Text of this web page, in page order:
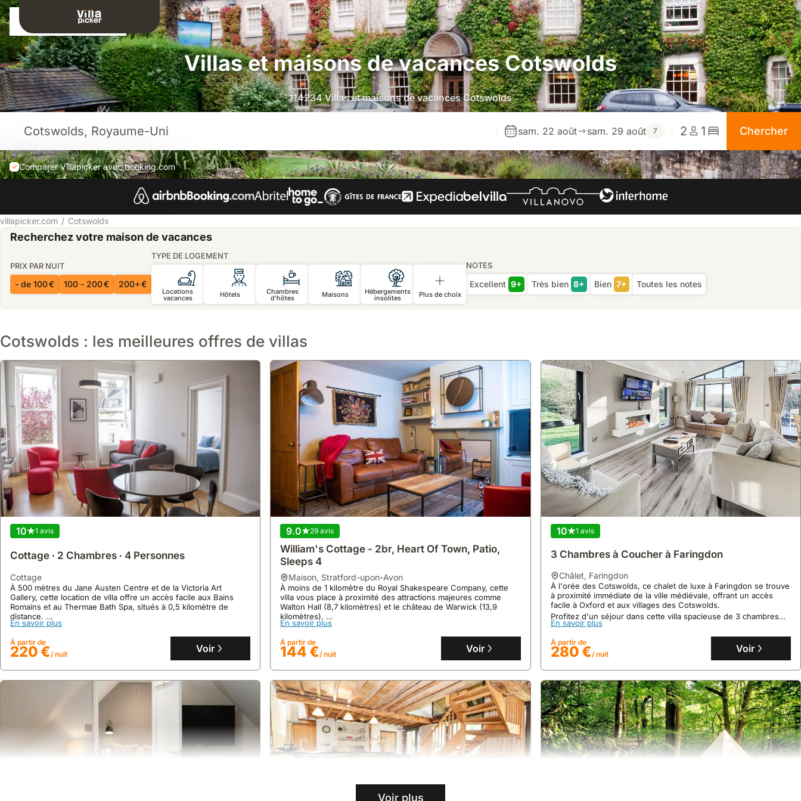
Connexion
Villas et maisons de vacances Cotswolds
114234 Villas et maisons de vacances Cotswolds
sam. 22 août sam. 29 août 7 2 1 Chercher
Comparer Villapicker avec booking.com
villapicker.com Cotswolds
Recherchez votre maison de vacances
PRIX PAR NUIT
- de 100 € 100 - 200 € 200+ €
TYPE DE LOGEMENT
Locations
vacances Hôtels Chambres
d’hôtes Maisons Hébergements
insolites Plus de choix
NOTES
Excellent 9+ Très bien 8+ Bien 7+ Toutes les notes
Cotswolds : les meilleures offres de villas
10 1 avis
Cottage ∙ 2 Chambres ∙ 4 Personnes
cottage
À 500 mètres du Jane Austen Centre et de la Victoria Art
Gallery, cette location de villa offre un accès facile aux Bains
Romains et au Thermae Bath Spa, situés à 0,5 kilomètre de
distance.
Ce cottage accueillant, conçu pour quatre personnes, dispose
d'une cuisine moderne ouverte sur un espace de vie avec de
hauts plafonds et une salle de bain contemporaine.
En savoir plus
À partir de
220 €/ nuit Voir
9.0 29 avis
William's Cottage - 2br, Heart Of Town, Patio,
Sleeps 4
maison, Stratford-upon-Avon
À moins de 1 kilomètre du Royal Shakespeare Company, cette
villa vous place à proximité des attractions majeures comme
Walton Hall (8,7 kilomètres) et le château de Warwick (13,9
kilomètres).
Cette maison de vacances de 111 mètres carrés, pouvant
accueillir jusqu'à 7 personnes, dispose de 2 chambres, d'une
cuisine moderne équipée et d'un jardin paisible.
En savoir plus
À partir de
144 €/ nuit Voir
10 1 avis
3 Chambres à Coucher à Faringdon
châlet, Faringdon
À l'orée des Cotswolds, ce chalet de luxe à Faringdon se trouve
à proximité immédiate de la ville médiévale, offrant un accès
facile à Oxford et aux villages des Cotswolds.
Profitez d'un séjour dans cette villa spacieuse de 3 chambres
pour 6 personnes, dotée d'une cuisine entièrement équipée,
d'un jacuzzi privé et d'une terrasse pour des repas en plein air,
entourée par la campagne de l'Oxfordshire.
En savoir plus
À partir de
280 €/ nuit Voir
Voir plus